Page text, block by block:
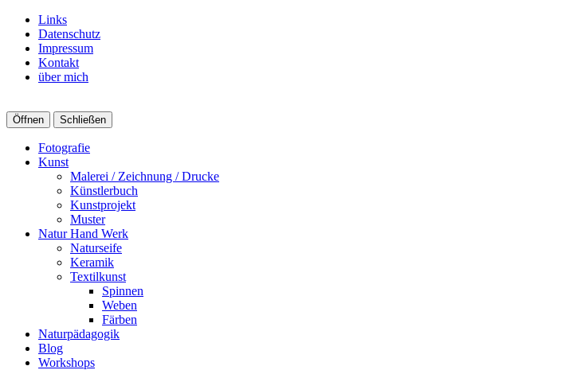
Links
Datenschutz
Impressum
Kontakt
über mich
Öffnen Schließen
Fotografie
Kunst
Malerei / Zeichnung / Drucke
Künstlerbuch
Kunstprojekt
Muster
Natur Hand Werk
Naturseife
Keramik
Textilkunst
Spinnen
Weben
Färben
Naturpädagogik
Blog
Workshops